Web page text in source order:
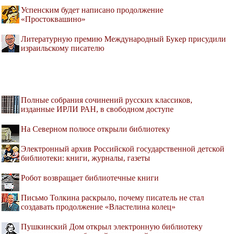
Успенским будет написано продолжение
«Простоквашино»
Литературную премию Международный Букер присудили
израильскому писателю
Полные собрания сочинений русских классиков,
изданные ИРЛИ РАН, в свободном доступе
На Северном полюсе открыли библиотеку
Электронный архив Российской государственной детской
библиотеки: книги, журналы, газеты
Робот возвращает библиотечные книги
Письмо Толкина раскрыло, почему писатель не стал
создавать продолжение «Властелина колец»
Пушкинский Дом открыл электронную библиотеку